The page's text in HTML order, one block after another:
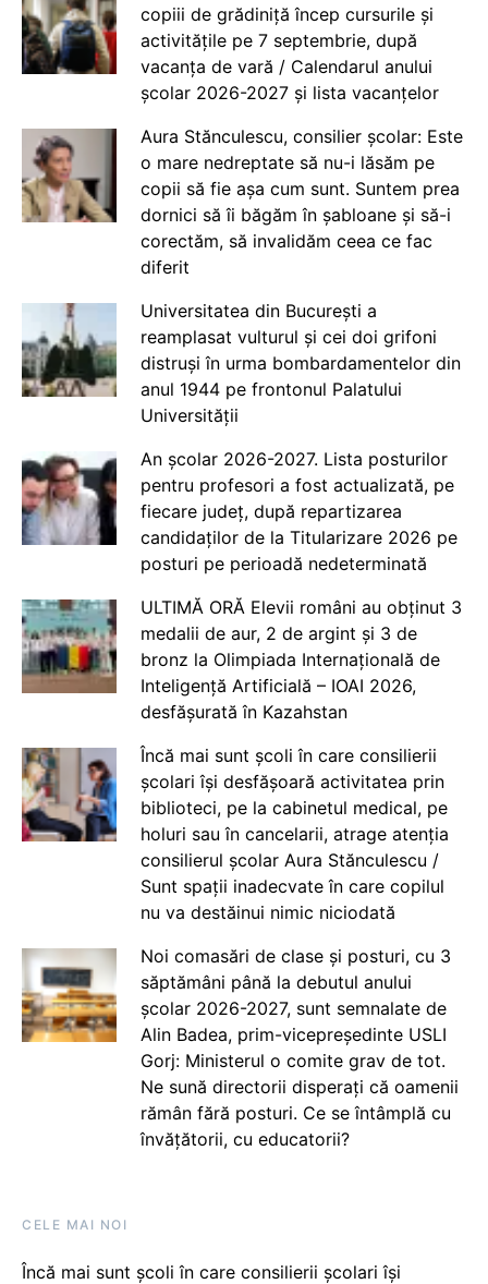
copiii de grădiniță încep cursurile și
activitățile pe 7 septembrie, după
vacanța de vară / Calendarul anului
școlar 2026-2027 și lista vacanțelor
Aura Stănculescu, consilier școlar: Este
o mare nedreptate să nu-i lăsăm pe
copii să fie așa cum sunt. Suntem prea
dornici să îi băgăm în șabloane și să-i
corectăm, să invalidăm ceea ce fac
diferit
Universitatea din București a
reamplasat vulturul și cei doi grifoni
distruși în urma bombardamentelor din
anul 1944 pe frontonul Palatului
Universității
An școlar 2026-2027. Lista posturilor
pentru profesori a fost actualizată, pe
fiecare județ, după repartizarea
candidaților de la Titularizare 2026 pe
posturi pe perioadă nedeterminată
ULTIMĂ ORĂ Elevii români au obținut 3
medalii de aur, 2 de argint și 3 de
bronz la Olimpiada Internațională de
Inteligență Artificială – IOAI 2026,
desfășurată în Kazahstan
Încă mai sunt școli în care consilierii
școlari își desfășoară activitatea prin
biblioteci, pe la cabinetul medical, pe
holuri sau în cancelarii, atrage atenția
consilierul școlar Aura Stănculescu /
Sunt spații inadecvate în care copilul
nu va destăinui nimic niciodată
Noi comasări de clase și posturi, cu 3
săptămâni până la debutul anului
școlar 2026-2027, sunt semnalate de
Alin Badea, prim-vicepreședinte USLI
Gorj: Ministerul o comite grav de tot.
Ne sună directorii disperați că oamenii
rămân fără posturi. Ce se întâmplă cu
învățătorii, cu educatorii?
CELE MAI NOI
Încă mai sunt școli în care consilierii școlari își